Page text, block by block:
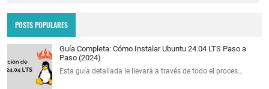
POSTS POPULARES
Guía Completa: Cómo Instalar Ubuntu 24.04 LTS Paso a
Paso (2024)
Esta guía detallada le llevará a través de todo el proces…